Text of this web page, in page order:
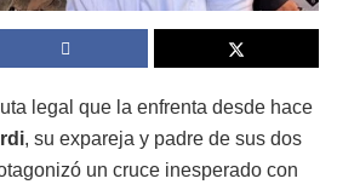
legal que la enfrenta desde hace
, su expareja y padre de sus dos
un cruce inesperado con